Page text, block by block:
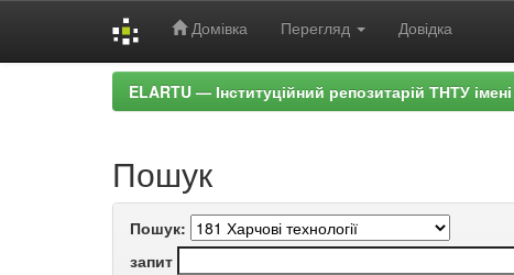
Домівка Перегляд Довідка
ELARTU — Інституційний репозитарій ТНТУ
Пошук
Пошук:
запит